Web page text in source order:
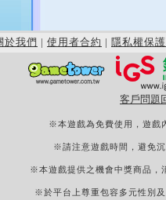
於我們 | 使用者合約 | 隱私權保護
客戶問題
※本遊戲為免費使用，遊戲
※請注意遊戲時間，避免
※本遊戲提供之機會中獎商品，
※於平台上尊重包容多元性別